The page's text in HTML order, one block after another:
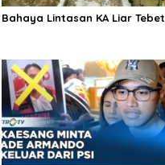
Bahaya Lintasan KA Liar Tebet